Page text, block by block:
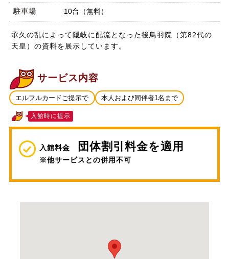
駐車場 10台（無料）
承久の乱によって隠岐に配流となった後鳥羽院（第82代の
天皇）の資料を展示しています。
サービス内容
エルフルカードご提示で 本人および同伴者1名まで
入館時に提示
入館料金 団体割引料金を適用
※他サービスとの併用不可